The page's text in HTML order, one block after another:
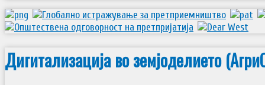
Дигитализација во земјоделието